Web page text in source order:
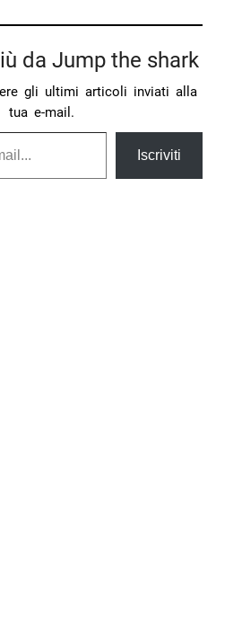
da Jump the shark
gli ultimi articoli inviati alla
tua e-mail.
Iscriviti